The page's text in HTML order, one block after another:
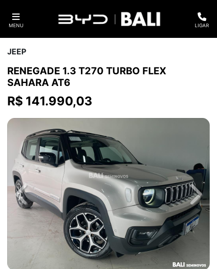
MENU LIGAR
JEEP
RENEGADE 1.3 T270 TURBO FLEX
SAHARA AT6
R$ 141.990,03
Previous Next